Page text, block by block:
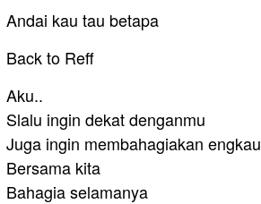
Andai kau tau betapa
Back to Reff
Aku..
Slalu ingin dekat denganmu
Juga ingin membahagiakan engkau
Bersama kita
Bahagia selamanya